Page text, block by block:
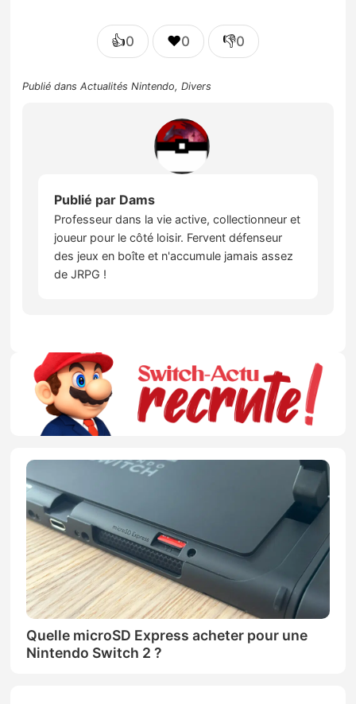
👍0 ❤️0 👎0
Publié dansActualités Nintendo,Divers
Publié par Dams
Professeur dans la vie active, collectionneur et
joueur pour le côté loisir. Fervent défenseur
des jeux en boîte et n'accumule jamais assez
de JRPG !
Quelle microSD Express acheter pour une
Nintendo Switch 2 ?